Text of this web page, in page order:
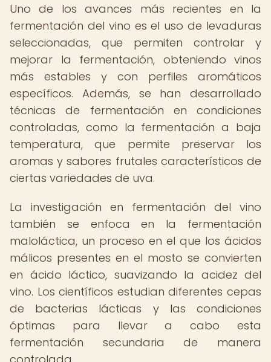
Uno de los avances más recientes en la
fermentación del vino es el uso de levaduras
seleccionadas, que permiten controlar y
mejorar la fermentación, obteniendo vinos
más estables y con perfiles aromáticos
específicos. Además, se han desarrollado
técnicas de fermentación en condiciones
controladas, como la fermentación a baja
temperatura, que permite preservar los
aromas y sabores frutales característicos de
ciertas variedades de uva.
La investigación en fermentación del vino
también se enfoca en la fermentación
maloláctica, un proceso en el que los ácidos
málicos presentes en el mosto se convierten
en ácido láctico, suavizando la acidez del
vino. Los científicos estudian diferentes cepas
de bacterias lácticas y las condiciones
óptimas para llevar a cabo esta
fermentación secundaria de manera